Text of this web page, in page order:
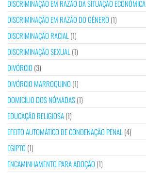
DISCRIMINAÇÃO EM RAZÃO DA SITUAÇÃO ECONÓMICA
DISCRIMINAÇÃO EM RAZÃO DO GÉNERO (1)
DISCRIMINAÇÃO RACIAL (1)
DISCRIMINAÇÃO SEXUAL (1)
DIVÓRCIO (3)
DIVÓRCIO MARROQUINO (1)
DOMICÍLIO DOS NÓMADAS(1)
EDUCAÇÃO RELIGIOSA(1)
EFEITO AUTOMÁTICO DE CONDENAÇÃO PENAL (4)
EGIPTO (1)
ENCAMINHAMENTO PARA ADOÇÃO (1)